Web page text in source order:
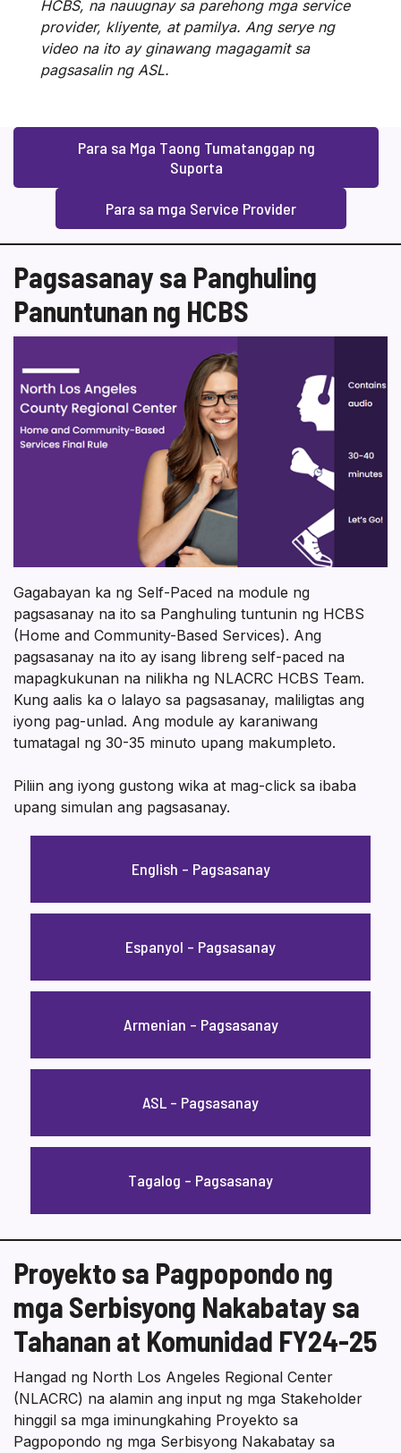
HCBS, na nauugnay sa parehong mga service
provider, kliyente, at pamilya. Ang serye ng
video na ito ay ginawang magagamit sa
pagsasalin ng ASL.
Para sa Mga Taong Tumatanggap ng
Suporta
Para sa mga Service Provider
Pagsasanay sa Panghuling
Panuntunan ng HCBS
Gagabayan ka ng Self-Paced na module ng
pagsasanay na ito sa Panghuling tuntunin ng HCBS
(Home and Community-Based Services). Ang
pagsasanay na ito ay isang libreng self-paced na
mapagkukunan na nilikha ng NLACRC HCBS Team.
Kung aalis ka o lalayo sa pagsasanay, maliligtas ang
iyong pag-unlad. Ang module ay karaniwang
tumatagal ng 30-35 minuto upang makumpleto.
Piliin ang iyong gustong wika at mag-click sa ibaba
upang simulan ang pagsasanay.
English – Pagsasanay
Espanyol – Pagsasanay
Armenian – Pagsasanay
ASL – Pagsasanay
Tagalog – Pagsasanay
Proyekto sa Pagpopondo ng
mga Serbisyong Nakabatay sa
Tahanan at Komunidad FY24-25
Hangad ng North Los Angeles Regional Center
(NLACRC) na alamin ang input ng mga Stakeholder
hinggil sa mga iminungkahing Proyekto sa
Pagpopondo ng mga Serbisyong Nakabatay sa